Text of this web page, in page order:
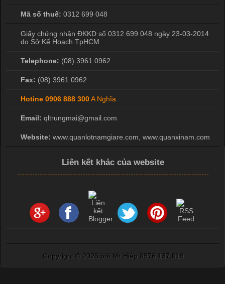
Mã số thuế: 0312 699 048
Giấy chứng nhận ĐKKD số 0312 699 048 ngày 23-03-2014
do Sở Kế Hoạch TpHCM
Telephone: (08).3961.0962
Fax: (08).3961.0962
Hotine 0906 888 300A Nghĩa
Email: qltrungmai@gmail.com
Website: www.quanlotnamgiare.com, www.quanxinam.com
Liên kết khác của website
Copyright © 2026 bởi Mr Hiệp 0976.137.019